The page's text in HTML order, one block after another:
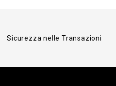
Sicurezza nelle Transazioni